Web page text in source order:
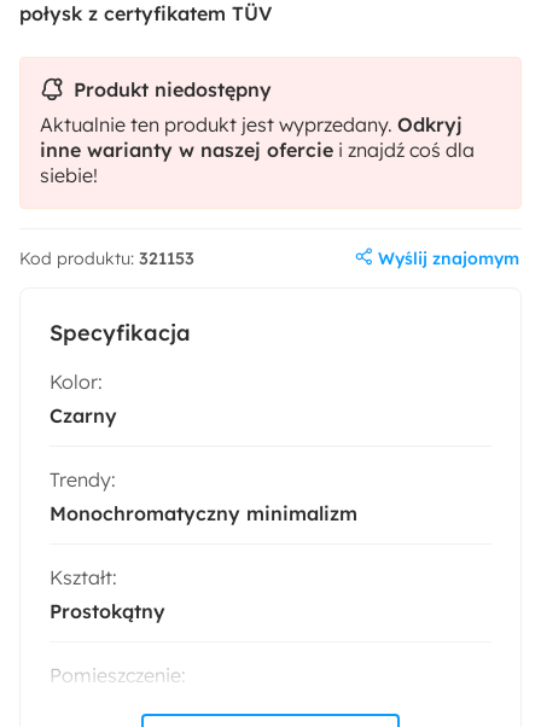
Specyfikacja
Kolor:
Czarny
Trendy:
Monochromatyczny minimalizm
Kształt:
Prostokątny
Pomieszczenie:
Balkon i taras Jadalnia Ogród Salon
połysk z certyfikatem TÜV
Produkt niedostępny
Aktualnie ten produkt jest wyprzedany. Odkryj
inne warianty w naszej ofercie i znajdź coś dla
siebie!
Kod produktu: 321153 Wyślij znajomym